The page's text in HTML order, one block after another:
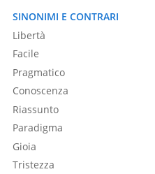
SINONIMI E CONTRARI
Libertà
Facile
Pragmatico
Conoscenza
Riassunto
Paradigma
Gioia
Tristezza